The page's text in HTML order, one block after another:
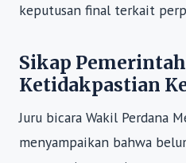
keputusan final terkait
Sikap
Ketidakpastian
Juru bicara Wakil Perdana
menyampaikan bahwa